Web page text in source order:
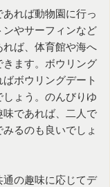
れば動物園に行っ
やサーフィンなど
ば、体育館や海へ
ます。ボウリング
ボウリングデート
ょう。のんびりゆ
味であれば、二人で
るのも良いでしょ
通の趣味に応じてデ